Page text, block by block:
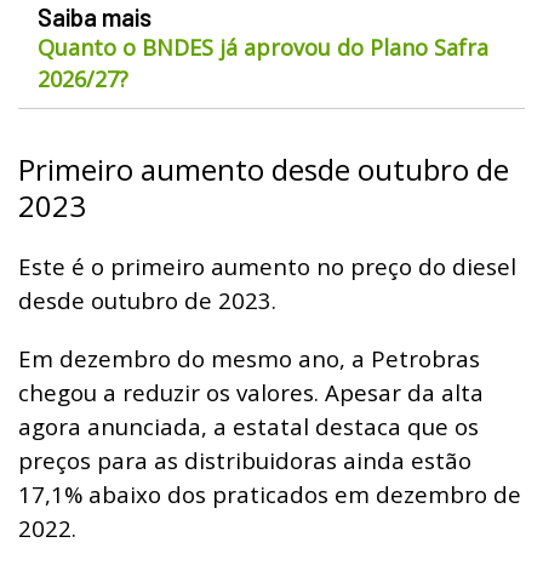
Saiba mais
Quanto o BNDES já aprovou do Plano Safra
2026/27?
Primeiro aumento desde outubro de
2023
Este é o primeiro aumento no preço do diesel
desde outubro de 2023.
Em dezembro do mesmo ano, a Petrobras
chegou a reduzir os valores. Apesar da alta
agora anunciada, a estatal destaca que os
preços para as distribuidoras ainda estão
17,1% abaixo dos praticados em dezembro de
2022.